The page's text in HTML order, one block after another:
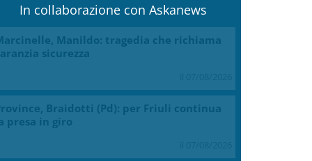
Clicca e scarica la copia